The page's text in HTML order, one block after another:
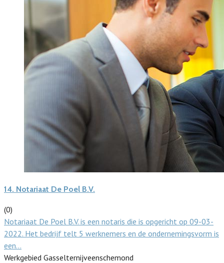
14. Notariaat De Poel B.V.
(0)
Notariaat De Poel B.V. is een notaris die is opgericht op 09-03-
2022. Het bedrijf telt 5 werknemers en de ondernemingsvorm is
een…
Werkgebied Gasselternijveenschemond